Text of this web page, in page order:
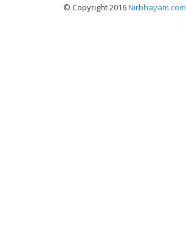
© Copyright 2016Nirbhayam.com